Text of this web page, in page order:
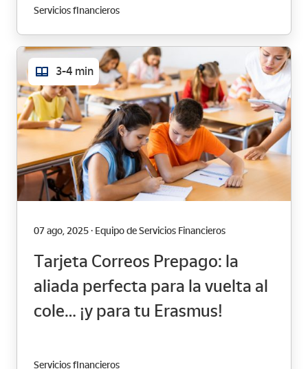
Servicios financieros
3-4 min
07 ago, 2025 · Equipo de Servicios Financieros
Tarjeta Correos Prepago: la
aliada perfecta para la vuelta al
cole… ¡y para tu Erasmus!
Servicios financieros